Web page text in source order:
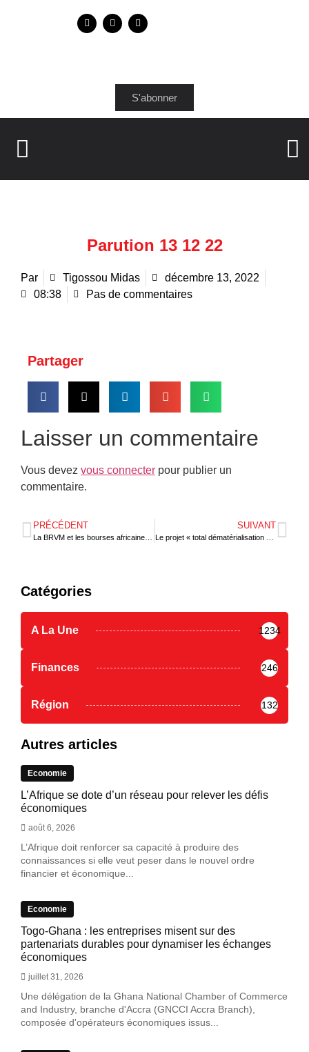
S'abonner
Parution 13 12 22
Par Tigossou Midas
décembre 13, 2022
08:38
Pas de commentaires
Partager
Laisser un commentaire
Vous devez vous connecter pour publier un
commentaire.
PRÉCÉDENT SUIVANT
Catégories
A La Une 1234
Finances 246
Région 132
Autres articles
Economie
L’Afrique se dote d’un réseau pour relever les défis
économiques
août 6, 2026
L’Afrique doit renforcer sa capacité à produire des
connaissances si elle veut peser dans le nouvel ordre
financier et économique...
Economie
Togo-Ghana : les entreprises misent sur des
partenariats durables pour dynamiser les échanges
économiques
juillet 31, 2026
Une délégation de la Ghana National Chamber of Commerce
and Industry, branche d'Accra (GNCCI Accra Branch),
composée d'opérateurs économiques issus...